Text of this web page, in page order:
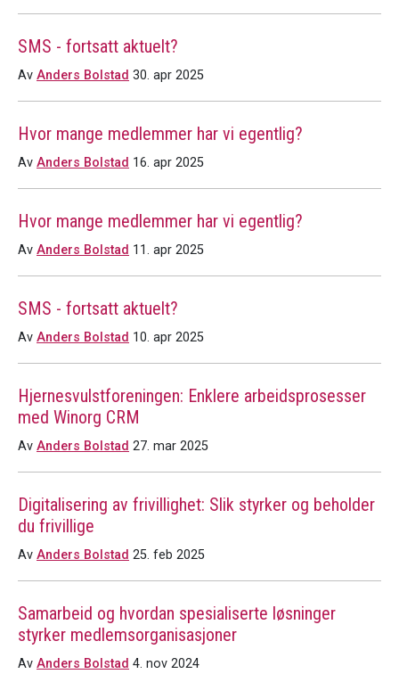
SMS - fortsatt aktuelt?
Av Anders Bolstad 30. apr 2025
Hvor mange medlemmer har vi egentlig?
Av Anders Bolstad 16. apr 2025
Hvor mange medlemmer har vi egentlig?
Av Anders Bolstad 11. apr 2025
SMS - fortsatt aktuelt?
Av Anders Bolstad 10. apr 2025
Hjernesvulstforeningen: Enklere arbeidsprosesser
med Winorg CRM
Av Anders Bolstad 27. mar 2025
Digitalisering av frivillighet: Slik styrker og beholder
du frivillige
Av Anders Bolstad 25. feb 2025
Samarbeid og hvordan spesialiserte løsninger
styrker medlemsorganisasjoner
Av Anders Bolstad 4. nov 2024